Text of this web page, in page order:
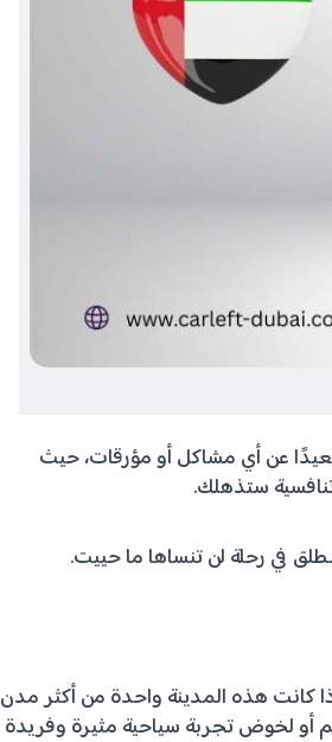
عن أي مشاكل أو مؤرقات، حيث
ستذهلك.
كانت هذه المدينة واحدة من أكثر مدن
أو لخوض تجربة سياحية مثيرة وفريدة